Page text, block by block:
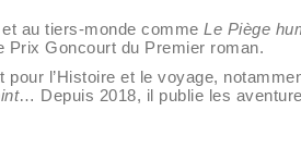
au tiers-monde comme Le Piège
Prix Goncourt du Premier roman.
l’Histoire et le voyage,
… Depuis 2018, il publie les